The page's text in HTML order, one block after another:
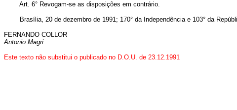
Art. 6° Revogam-se as disposições em contrário.
Brasília, 20 de dezembro de 1991; 170° da Independência e 103° da
FERNANDO COLLOR
Antonio Magri
Este texto não substitui o publicado no D.O.U. de 23.12.1991